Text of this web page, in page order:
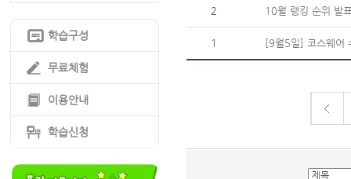
학습구성
무료체험
이용안내
학습신청
2 10월 랭킹 순위 발
1 [9월5일] 코스웨어